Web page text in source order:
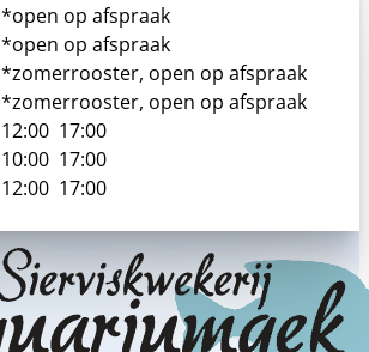
*open op afspraak
*open op afspraak
*zomerrooster, open op afspraak
*zomerrooster, open op afspraak
12:00 17:00
10:00 17:00
12:00 17:00